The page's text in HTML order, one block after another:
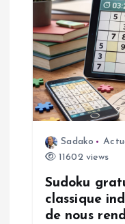
o
n
d
e
Sadako
11602 views
Sudoku
classique
de nous